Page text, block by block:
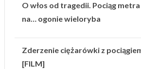
O włos od tragedii. Pociąg
na… ogonie wieloryba
Zderzenie ciężarówki z
[FILM]